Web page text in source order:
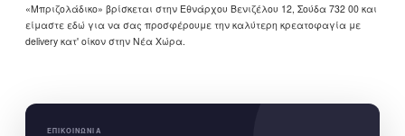
«Μπριζολάδικο» βρίσκεται στην Εθνάρχου Βενιζέλου 12, Σούδα 732 00 και
είμαστε εδώ για να σας προσφέρουμε την καλύτερη κρεατοφαγία με
delivery κατ' οίκον στην Νέα Χώρα.
ΕΠΙΚΟΙΝΩΝΊΑ